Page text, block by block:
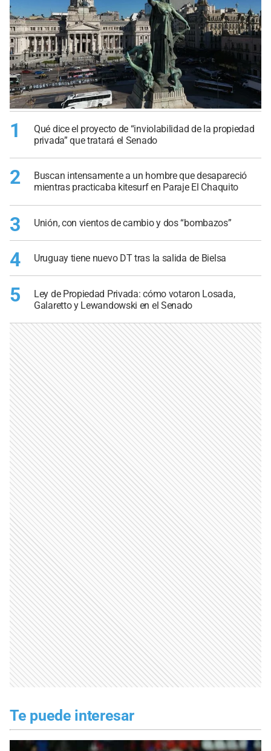
1
Qué dice el proyecto de “inviolabilidad de la propiedad
privada” que tratará el Senado
2
Buscan intensamente a un hombre que desapareció
mientras practicaba kitesurf en Paraje El Chaquito
3 Unión, con vientos de cambio y dos “bombazos”
4 Uruguay tiene nuevo DT tras la salida de Bielsa
5
Ley de Propiedad Privada: cómo votaron Losada,
Galaretto y Lewandowski en el Senado
Te puede interesar